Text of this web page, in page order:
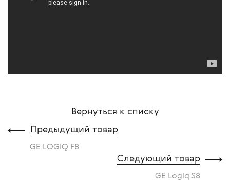
Вернуться к списку
Предыдущий товар
GE LOGIQ F8
Следующий товар
GE Logiq S8